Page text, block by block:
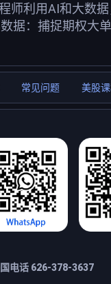
师利用AI和大数
据：捕捉期权大
常见问题 美股
电话 626-378-3637